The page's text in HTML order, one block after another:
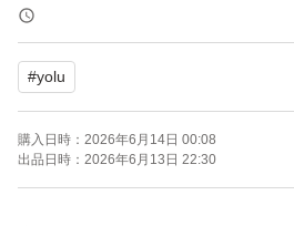
ゆうパケットポストの発送
#yolu
購入日時： 2026年6月14日 00:08
出品日時： 2026年6月13日 22:30